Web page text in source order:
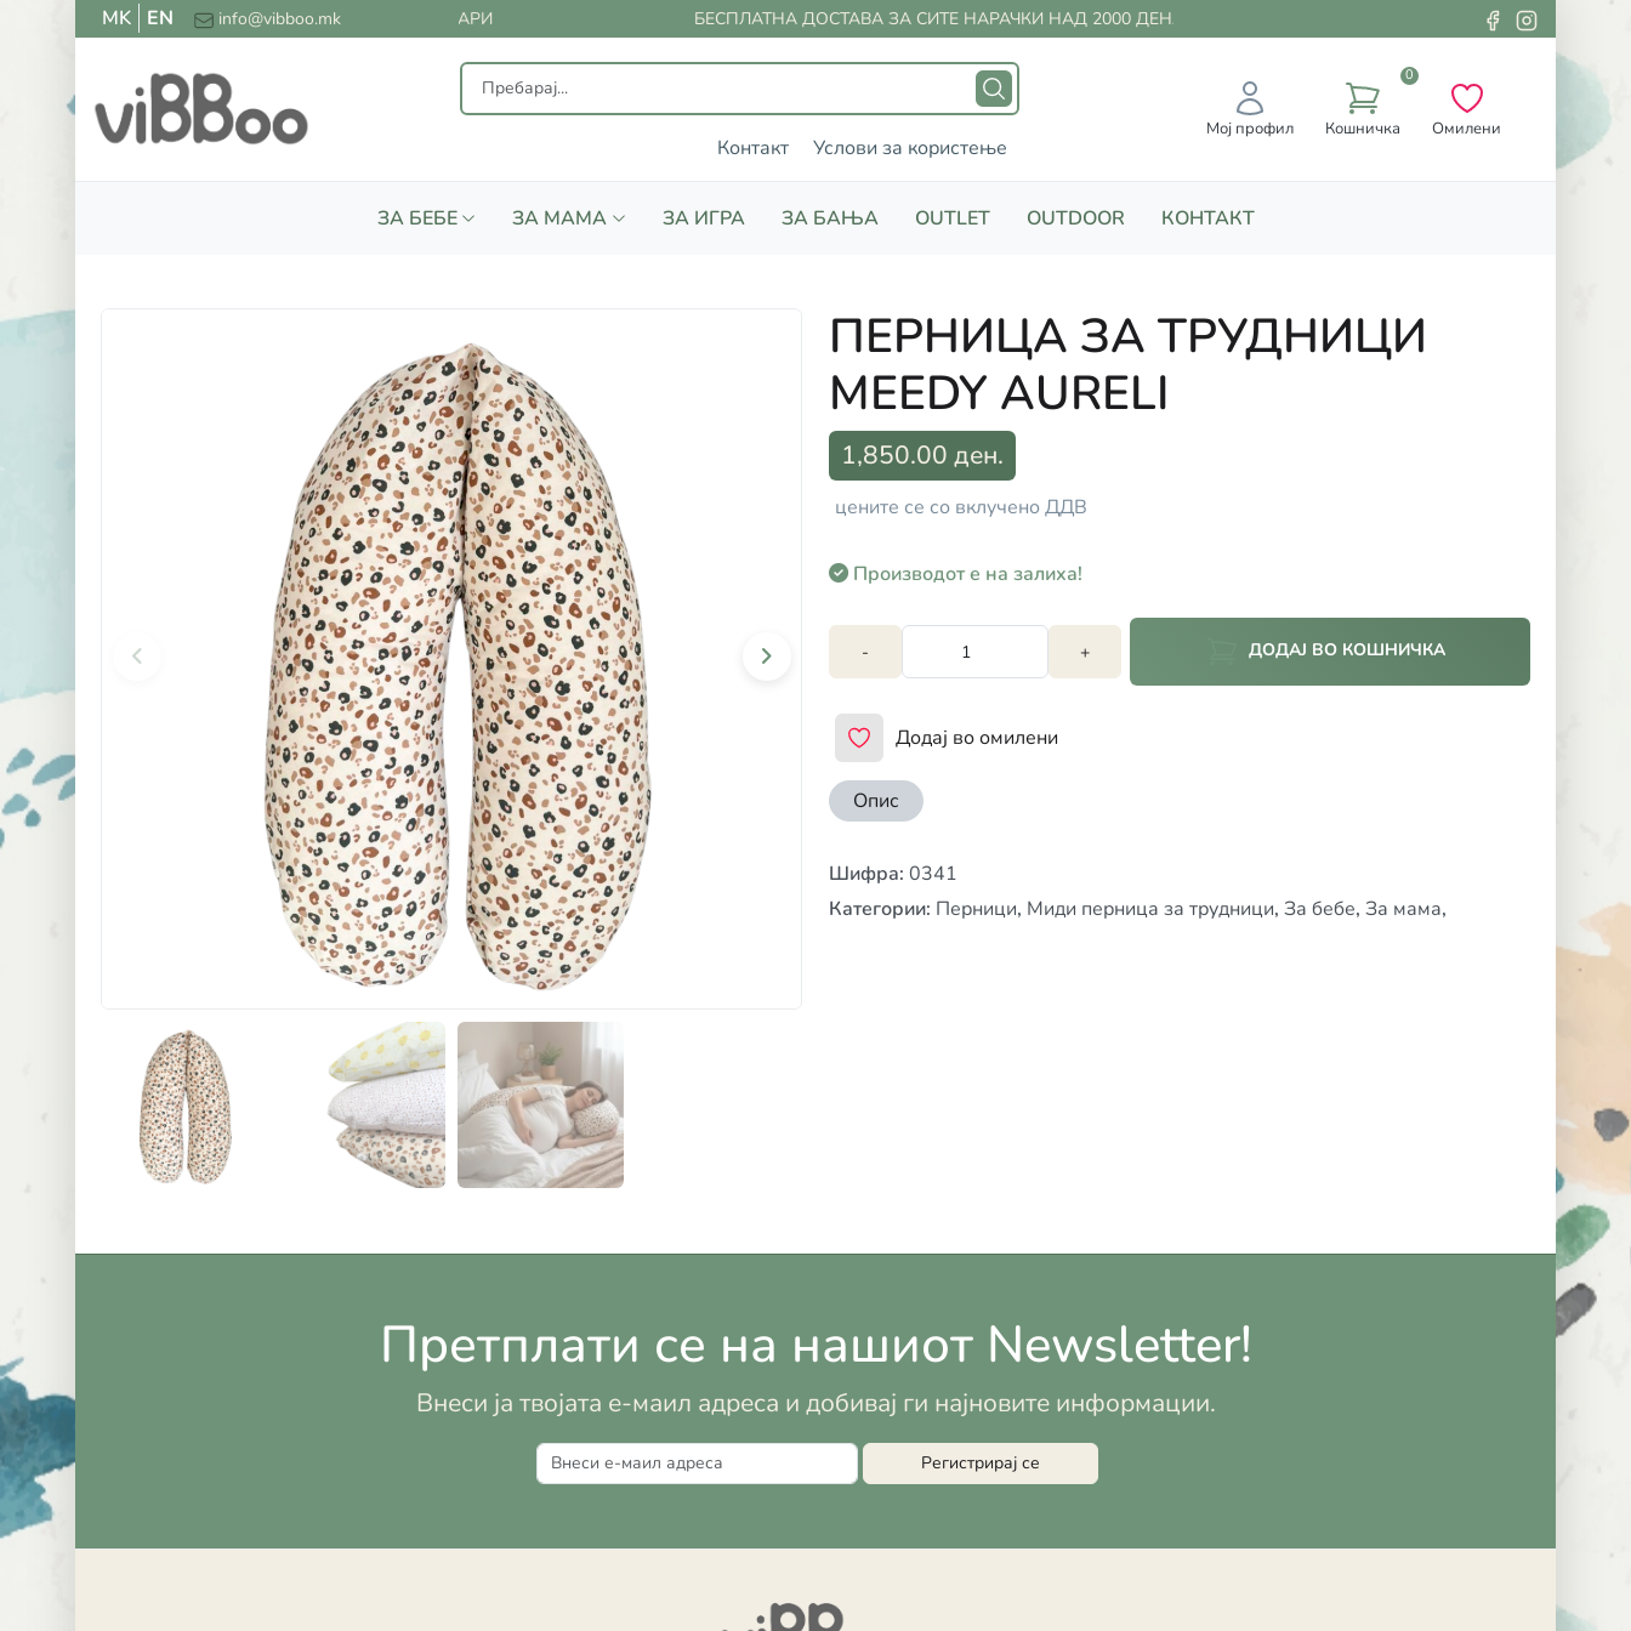
MK EN info@vibboo.mk
ДОСТАВА ЗА СИТЕ НАРАЧКИ НАД 2000 ДЕНАРИ БЕСПЛАТНА ДОСТАВА ЗА СИТЕ НАРАЧКИ НАД 2000 ДЕНАРИ
Контакт Услови за користење
Мој профил
0
Кошничка Омилени
ЗА БЕБЕ ЗА МАМА ЗА ИГРА ЗА БАЊА OUTLET OUTDOOR КОНТАКТ
ПЕРНИЦА ЗА ТРУДНИЦИ
MEEDY AURELI
1,850.00 ден.
цените се со вклучено ДДВ
Производот е на залиха!
- + ДОДАЈ ВО КОШНИЧКА
Додај во омилени
Опис
Шифра: 0341
Категории: Перници, Миди перница за трудници, За бебе, За мама,
Претплати се на нашиот Newsletter!
Внеси ја твојата е-маил адреса и добивај ги најновите информации.
Регистрирај се